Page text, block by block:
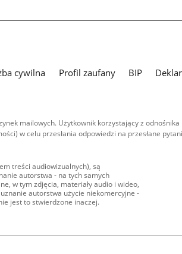
cywilna Profil zaufany BIP
mailowych. Użytkownik korzystający z
w celu przesłania odpowiedzi na przesłane
treści audiowizualnych), są
autorstwa - na tych samych
w tym zdjęcia, materiały audio i wideo,
autorstwa użycie niekomercyjne -
jest to stwierdzone inaczej.